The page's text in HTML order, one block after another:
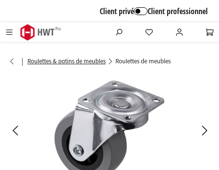
Client privé Client professionnel
| Roulettes & patins de meubles Roulettes de meubles